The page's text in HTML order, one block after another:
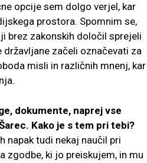
opcije sem dolgo verjel, kar
prostora. Spomnim se,
brez zakonskih določil sprejeli
začeli označevati za
misli in različnih mnenj, kar
dokumente, naprej vse
Kako je s tem pri tebi?
napak tudi nekaj naučil pri
zgodbe, ki jo preiskujem, in mu